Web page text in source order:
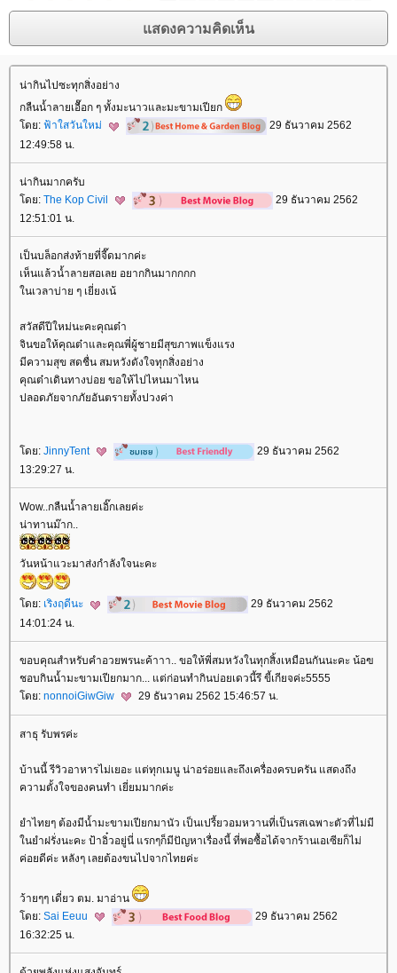
น่ากินไปซะทุกสิ่งอย่าง
กลืนน้ำลายเอื๊อก ๆ ทั้งมะนาวและมะขามเปียก
ดย: ฟ้าใสวันใหม่
29 ธันวาคม 2562
12:49:58 น.
น่ากินมากครับ
ดย: The Kop Civil
29 ธันวาคม 2562
12:51:01 น.
เป็นบล็อกส่งท้ายที่จี๊ดมากค่ะ
เห็นแล้วน้ำลายสอเลย อยากกินมากกกก
นเวลาบ่าย ๆ เยี่ยงเน้
สวัสดีปีใหม่นะคะคุณต๋า
จินขอให้คุณต๋าและคุณพี่ผู้ชายมีสุขภาพแข็งแรง
มีความสุข สดชื่น สมหวังดังใจทุกสิ่งอย่าง
คุณต๋าเดินทางบ่อย ขอให้ไปไหนมาไหน
ปลอดภัยจากภัยอันตรายทั้งปวงค่า
ดย: JinnyTent
29 ธันวาคม 2562
13:29:27 น.
Wow..กลืนน้ำลายเอิ๊กเลยค่ะ
น่าทานม๊าก..
วันหน้าแวะมาส่งกำลังใจนะคะ
ดย: เริงฤดีนะ
29 ธันวาคม 2562
14:01:24 น.
ขอบคุณสำหรับคำอวยพรนะค้าาา.. ขอให้พี่สมหวังในทุกสิ้งเหมือนกันนะคะ​ น้อฃ
ชอบกินน้ำมะขามเปียกมาก... แต่ก่อนทำกินบ่อยเดวนี้รึ​ ขี้เกียจค่ะ5555
ดย: nonnoiGiwGiw 29 ธันวาคม 2562 15:46:57 น.
สาธุ รับพรค่ะ
บ้านนี้ รีวิวอาหารไม่เยอะ แต่ทุกเมนู น่าอร่อยและถึงเครื่องครบครัน แสดงถึง
ความตั้งใจของคนทำ เยี่ยมมากค่ะ
ำไทยๆ ต้องมีน้ำมะขามเปียกมานัว เป็นเปรี้ยวอมหวานที่เป็นรสเฉพาะตัวที่ไม่มี
นยำฝรั่งนะคะ ป้าอิ๋วอยู่นี่ แรกๆก็มีปัญหาเรื่องนี้ ที่พอซื้อได้จากร้านเอเซียก็ไม่
ค่อยดีค่ะ หลังๆ เลยต้องขนไปจากไทยค่ะ
ว้ายๆๆ เดี่ยว ตม. มาอ่าน
ดย: Sai Eeuu
29 ธันวาคม 2562
16:32:25 น.